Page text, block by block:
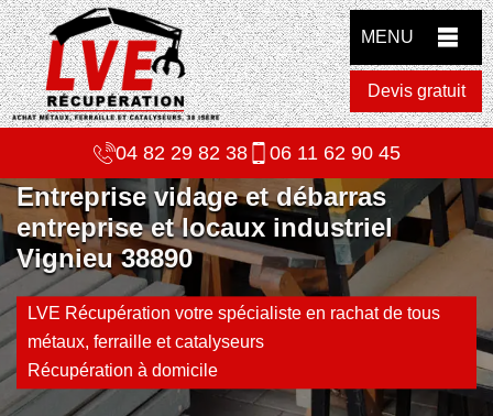
MENU
Devis gratuit
04 82 29 82 38 06 11 62 90 45
Entreprise vidage et débarras
entreprise et locaux industriel
Vignieu 38890
LVE Récupération votre spécialiste en rachat de tous
métaux, ferraille et catalyseurs
Récupération à domicile